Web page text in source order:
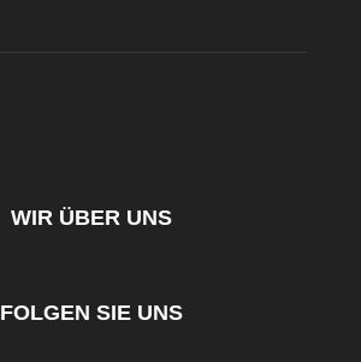
WIR ÜBER UNS
FOLGEN SIE UNS